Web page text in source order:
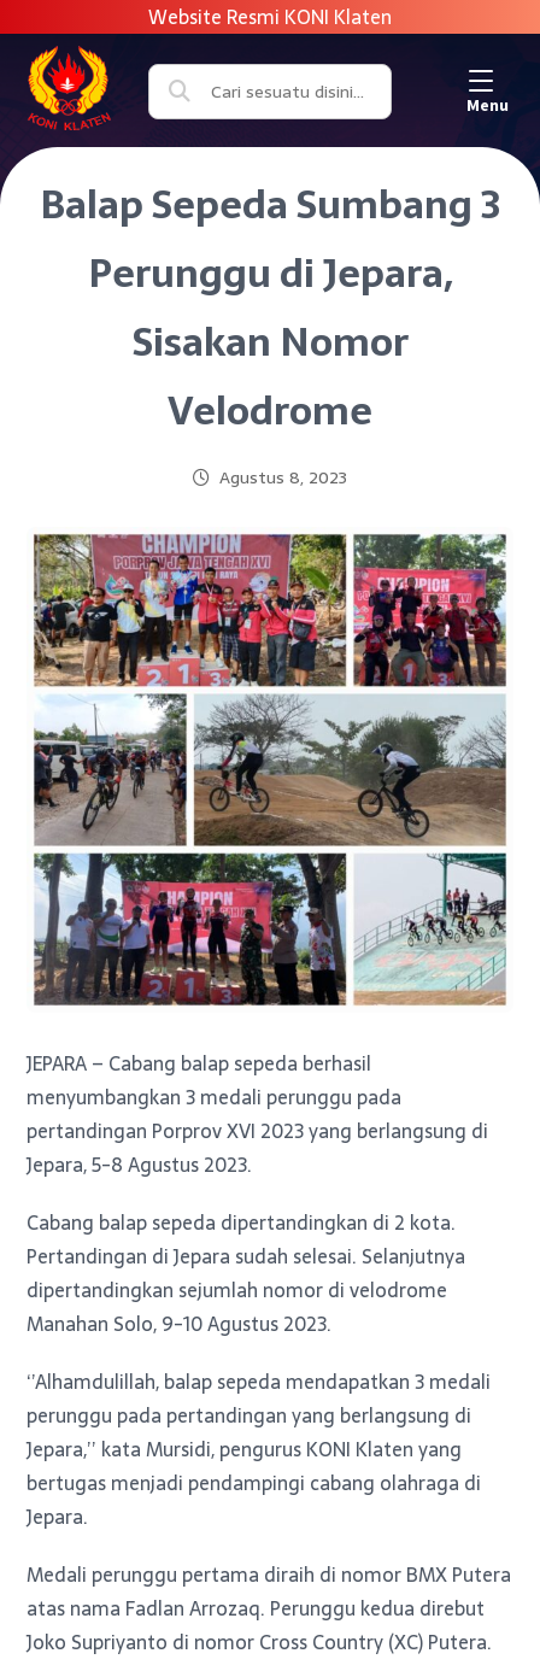
Menu
Balap Sepeda Sumbang 3
Perunggu di Jepara,
Sisakan Nomor
Velodrome
Agustus 8, 2023
JEPARA – Cabang balap sepeda berhasil
menyumbangkan 3 medali perunggu pada
pertandingan Porprov XVI 2023 yang berlangsung di
Jepara, 5-8 Agustus 2023.
Cabang balap sepeda dipertandingkan di 2 kota.
Pertandingan di Jepara sudah selesai. Selanjutnya
dipertandingkan sejumlah nomor di velodrome
Manahan Solo, 9-10 Agustus 2023.
‘’Alhamdulillah, balap sepeda mendapatkan 3 medali
perunggu pada pertandingan yang berlangsung di
Jepara,’’ kata Mursidi, pengurus KONI Klaten yang
bertugas menjadi pendampingi cabang olahraga di
Jepara.
Medali perunggu pertama diraih di nomor BMX Putera
atas nama Fadlan Arrozaq. Perunggu kedua direbut
Joko Supriyanto di nomor Cross Country (XC) Putera.